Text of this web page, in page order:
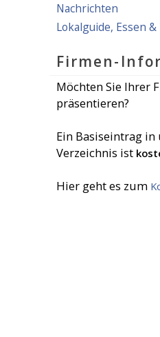
Nachrichten
Lokalguide, Essen
Firmen-
Möchten Sie Ihrer
präsentieren?
Ein Basiseintrag in
Verzeichnis ist
Hier geht es zum